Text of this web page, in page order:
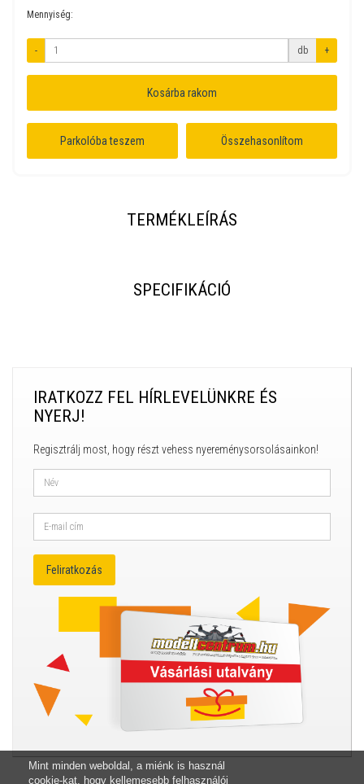
Mint minden weboldal, a miénk is használ
cookie-kat, hogy kellemesebb felhasználói
Mennyiség:
- db +
Kosárba rakom
Parkolóba teszem Összehasonlítom
TERMÉKLEÍRÁS
SPECIFIKÁCIÓ
IRATKOZZ FEL HÍRLEVELÜNKRE ÉS
NYERJ!
Regisztrálj most, hogy részt vehess nyereménysorsolásainkon!